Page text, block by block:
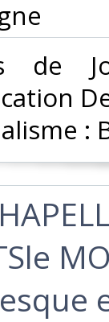
de
: